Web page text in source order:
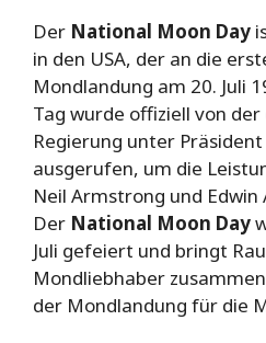
Der National Moon Day
in den USA, der an die
Mondlandung am 20. Juli
Tag wurde offiziell von der
Regierung unter
ausgerufen, um die
Neil Armstrong und Edwin
Der National Moon Day
Juli gefeiert und bringt
Mondliebhaber
der Mondlandung für die